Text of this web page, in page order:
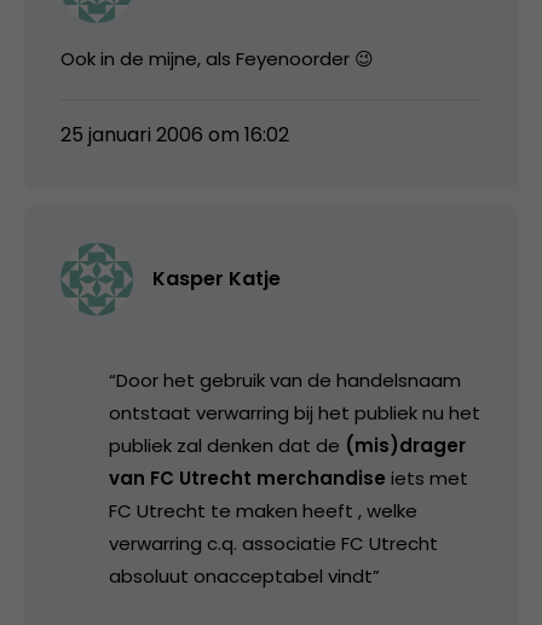
Ook in de mijne, als Feyenoorder 😉
25 januari 2006 om 16:02
Kasper Katje
“Door het gebruik van de handelsnaam
ontstaat verwarring bij het publiek nu het
publiek zal denken dat de (mis)drager
van FC Utrecht merchandise iets met
FC Utrecht te maken heeft , welke
verwarring c.q. associatie FC Utrecht
absoluut onacceptabel vindt”